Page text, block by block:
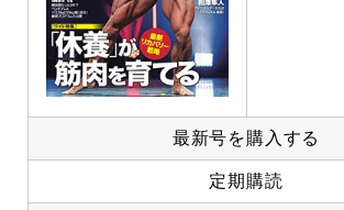
最新号を購入する
定期購読